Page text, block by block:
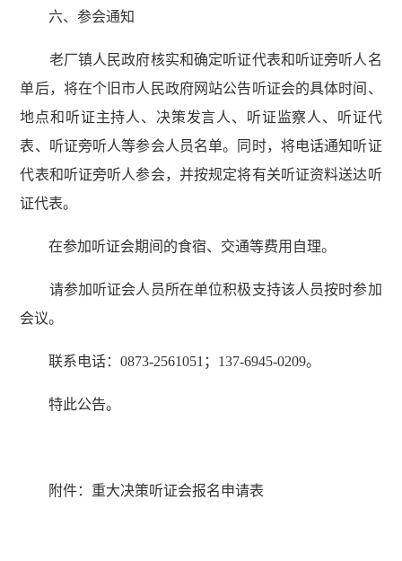
六、参会通知
老厂镇人民政府核实和确定听证代表和听证旁听人名
单后，将在个旧市人民政府网站公告听证会的具体时间、
地点和听证主持人、决策发言人、听证监察人、听证代
表、听证旁听人等参会人员名单。同时，将电话通知听证
代表和听证旁听人参会，并按规定将有关听证资料送达听
证代表。
在参加听证会期间的食宿、交通等费用自理。
请参加听证会人员所在单位积极支持该人员按时参加
会议。
联系电话：0873-2561051；137-6945-0209。
特此公告。
附件：重大决策听证会报名申请表